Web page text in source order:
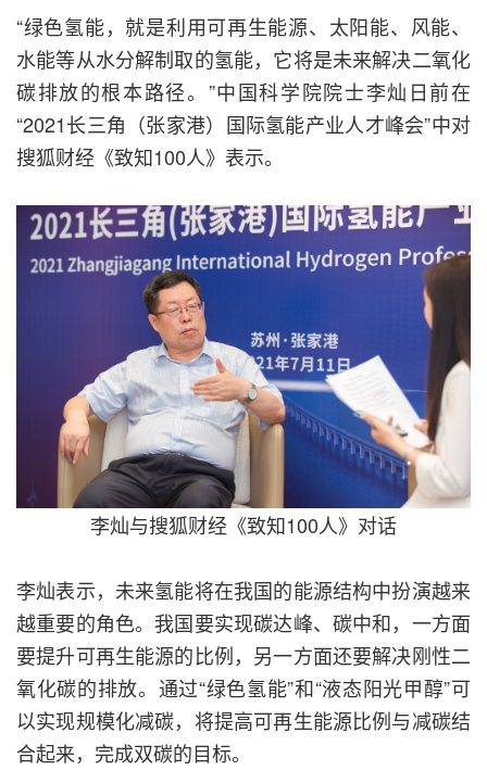
“绿色氢能，就是利用可再生能源、太阳能、风能、
水能等从水分解制取的氢能，它将是未来解决二氧化
碳排放的根本路径。”中国科学院院士李灿日前在
“2021长三角（张家港）国际氢能产业人才峰会”中对
搜狐财经《致知100人》表示。
李灿与搜狐财经《致知100人》对话
李灿表示，未来氢能将在我国的能源结构中扮演越来
越重要的角色。我国要实现碳达峰、碳中和，一方面
要提升可再生能源的比例，另一方面还要解决刚性二
氧化碳的排放。通过“绿色氢能”和“液态阳光甲醇”可
以实现规模化减碳，将提高可再生能源比例与减碳结
合起来，完成双碳的目标。